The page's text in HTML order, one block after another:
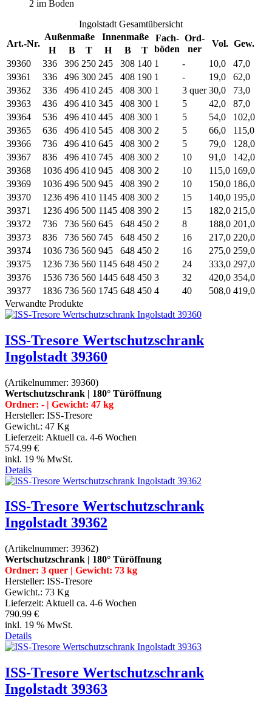
2 im Boden
Ingolstadt Gesamtübersicht
Art.-Nr.
Außenmaße Innenmaße
Fach-
böden
Ord-
ner
Vol. Gew.
H B T H B
T
39360
336 396 250 245 308 140 1 - 10,0
47,0
39361
336 496 300 245 408 190 1 - 19,0
62,0
39362
336 496 410 245 408 300 1 3 quer 30,0
73,0
39363
436 496 410 345 408 300 1 5 42,0
87,0
39364
536 496 410 445 408 300 1 5 54,0
102,0
39365
636 496 410 545 408 300 2 5 66,0
115,0
39366
736 496 410 645 408 300 2 5 79,0
128,0
39367
836 496 410 745 408 300 2 10 91,0
142,0
39368
1036 496 410 945 408 300 2 10 115,0 169,0
39369
1036 496 500 945 408 390 2 10 150,0 186,0
39370
1236 496 410 1145 408 300 2 15 140,0 195,0
39371
1236 496 500 1145 408 390 2 15 182,0 215,0
39372
736 736 560 645 648 450 2 8 188,0 201,0
39373
836 736 560 745 648 450 2 16 217,0 220,0
39374
1036 736 560 945 648 450 2 16 275,0 259,0
39375
1236 736 560 1145 648 450 2 24 333,0 297,0
39376
1536 736 560 1445 648 450 3 32 420,0 354,0
39377
1836 736 560 1745 648 450 4 40 508,0 419,0
Verwandte Produkte
ISS-Tresore Wertschutzschrank
Ingolstadt 39360
(Artikelnummer: 39360)
Wertschutzschrank | 180° Türöffnung
Ordner: - | Gewicht: 47 kg
Hersteller: ISS-Tresore
Gewicht.: 47 Kg
Lieferzeit: Aktuell ca. 4-6 Wochen
574.99 €
inkl. 19 % MwSt.
Details
ISS-Tresore Wertschutzschrank
Ingolstadt 39362
(Artikelnummer: 39362)
Wertschutzschrank | 180° Türöffnung
Ordner: 3 quer | Gewicht: 73 kg
Hersteller: ISS-Tresore
Gewicht.: 73 Kg
Lieferzeit: Aktuell ca. 4-6 Wochen
790.99 €
inkl. 19 % MwSt.
Details
ISS-Tresore Wertschutzschrank
Ingolstadt 39363